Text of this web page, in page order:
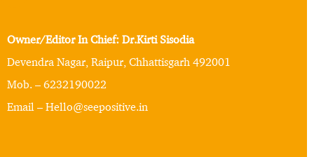
Owner/Editor In Chief: Dr.Kirti Sisodia
Devendra Nagar, Raipur, Chhattisgarh 492001
Mob. – 6232190022
Email – Hello@seepositive.in